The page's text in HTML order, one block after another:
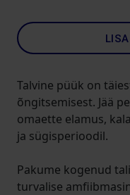
Talvine püük on
õngitsemisest. Jää
omaette elamus,
ja sügisperioodil.
Pakume kogenud
turvalise